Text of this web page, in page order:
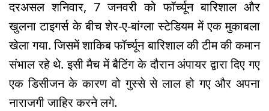
दरअसल शनिवार, 7 जनवरी को फॉर्च्यून बारिशाल और
खुलना टाइगर्स के बीच शेर-ए-बांग्ला स्टेडियम में एक मुकाबला
खेला गया. जिसमें शाकिब फॉर्च्यून बारिशाल की टीम की कमान
संभाल रहे थे. इसी मैच में बैटिंग के दौरान अंपायर द्वारा दिए गए
एक डिसीजन के कारण वो गुस्से से लाल हो गए और अपना
नाराजगी जाहिर करने लगे.